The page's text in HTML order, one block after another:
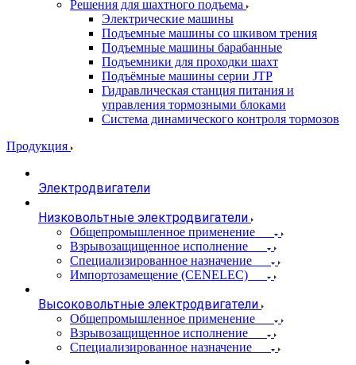
Решения для шахтного подъема
Электрические машины
Подъемные машины со шкивом трения
Подъемные машины барабанные
Подъемники для проходки шахт
Подъёмные машины серии JTP
Гидравлическая станция питания и
управления тормозными блоками
Система динамического контроля тормозов
Продукция
Электродвигатели
Низковольтные электродвигатели
Общепромышленное применение
Взрывозащищенное исполнение
Специализированное назначение
Импортозамещение (CENELEC)
Высоковольтные электродвигатели
Общепромышленное применение
Взрывозащищенное исполнение
Специализированное назначение